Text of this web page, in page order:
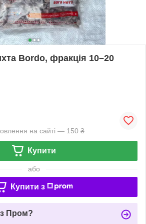
Bordo, фракція 10–20
на сайті — 150 ₴
Купити
або
Купити з
Пром?